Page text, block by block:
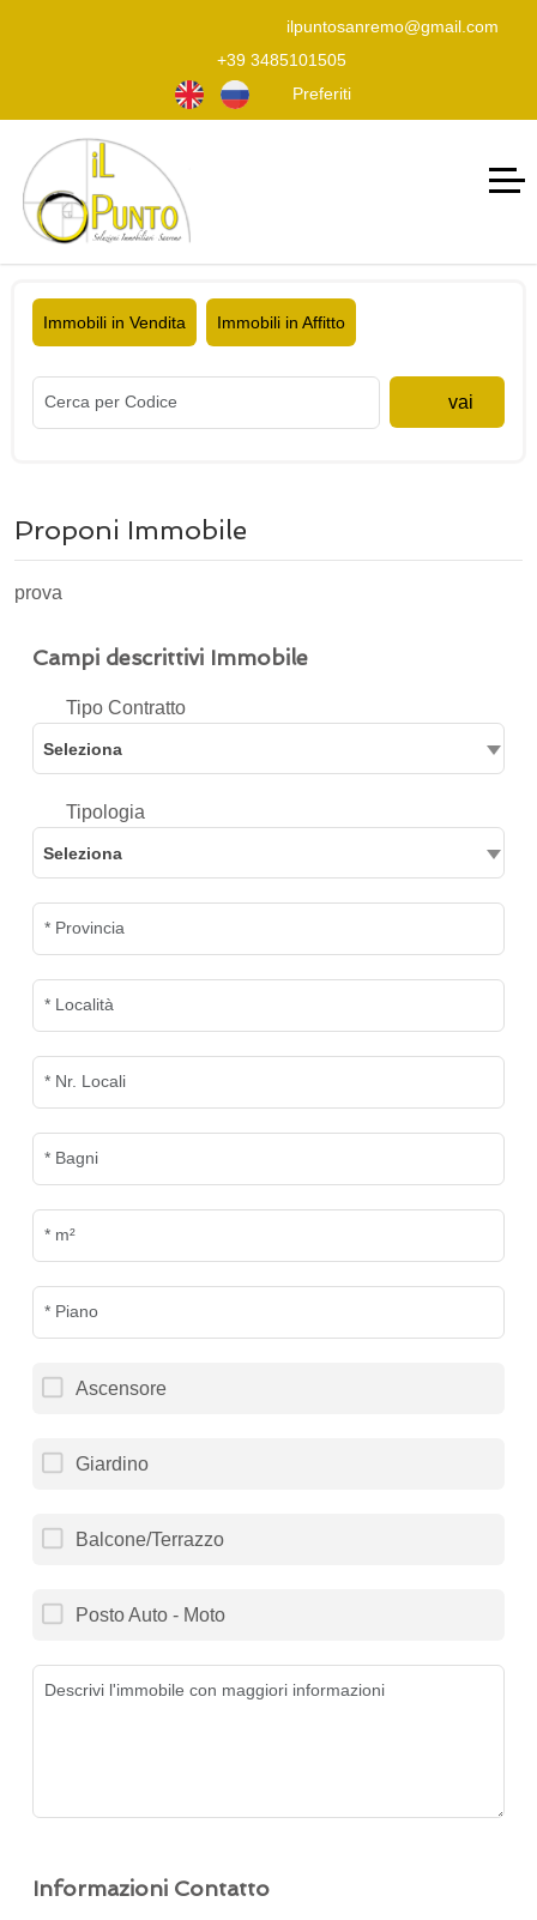
ilpuntosanremo@gmail.com
+39 3485101505
Preferiti
Immobili in Vendita Immobili in Affitto
vai
Proponi Immobile
prova
Campi descrittivi Immobile
Tipo Contratto
Seleziona
Tipologia
Seleziona
Ascensore
Giardino
Balcone/Terrazzo
Posto Auto - Moto
Informazioni Contatto